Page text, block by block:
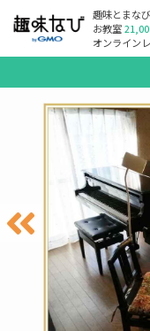
趣味とまな
お教室
オンライン